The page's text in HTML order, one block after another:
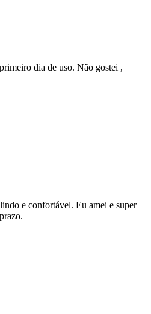
dia de uso. Não gostei ,
e confortável. Eu amei e super